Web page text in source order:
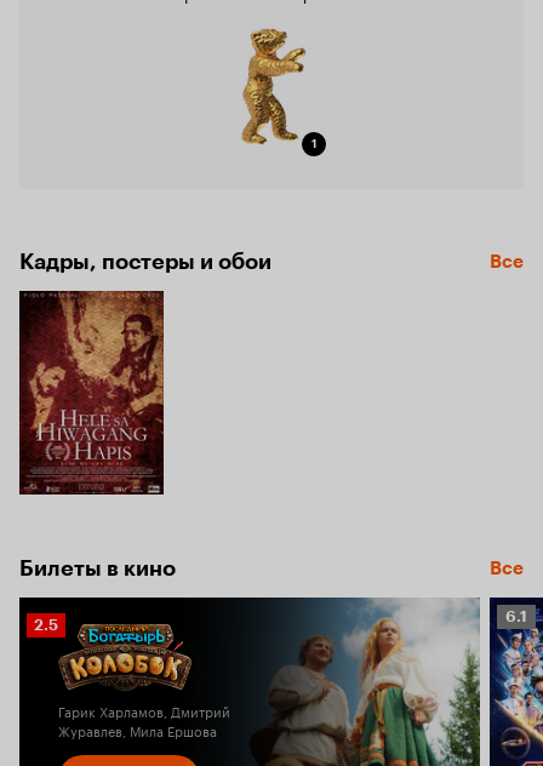
1
Кадры, постеры и обои Все
Билеты в кино Все
Рейтинг
Кинопоиска
2.5
Гарик Харламов, Дмитрий
Журавлев, Мила Ершова
6.1
6.1